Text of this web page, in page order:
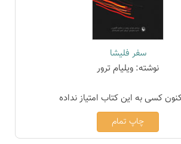
سفر فلیشا
نوشته: ویلیام ترور
چاپ تمام